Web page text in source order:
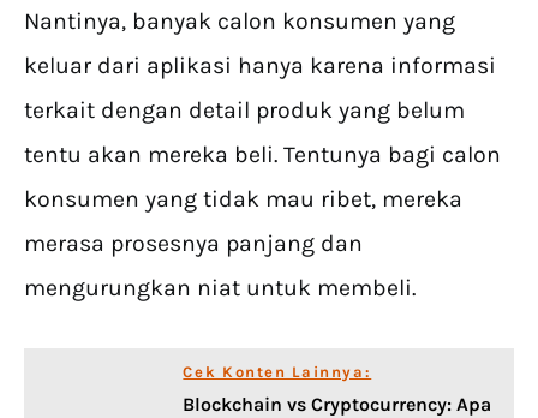
Nantinya, banyak calon konsumen yang
keluar dari aplikasi hanya karena informasi
terkait dengan detail produk yang belum
tentu akan mereka beli. Tentunya bagi calon
konsumen yang tidak mau ribet, mereka
merasa prosesnya panjang dan
mengurungkan niat untuk membeli.
Cek Konten Lainnya:
Blockchain vs Cryptocurrency: Apa